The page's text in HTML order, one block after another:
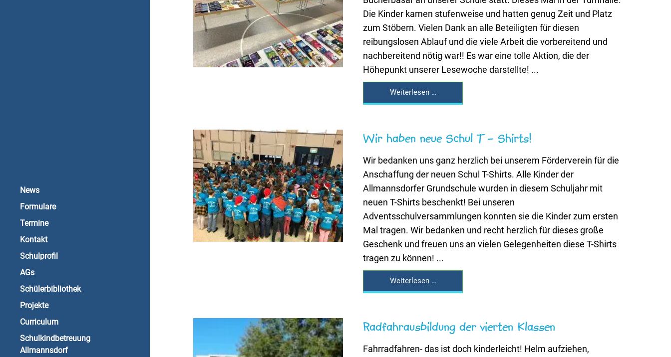
News
Formulare
Termine
Kontakt
Schulprofil
AGs
Schülerbibliothek
Projekte
Curriculum
Schulkindbetreuung
Allmannsdorf
Die Kinder kamen stufenweise und hatten genug Zeit und Platz
zum Stöbern. Vielen Dank an alle Beteiligten für diesen
reibungslosen Ablauf und die viele Arbeit die vorbereitend und
nachbereitend nötig war!! Es war eine tolle Aktion, die der
Höhepunkt unserer Lesewoche darstellte! ...
Weiterlesen …
Wir haben neue Schul T – Shirts!
Wir bedanken uns ganz herzlich bei unserem Förderverein für die
Anschaffung der neuen Schul T-Shirts. Alle Kinder der
Allmannsdorfer Grundschule wurden in diesem Schuljahr mit
neuen T-Shirts beschenkt! Bei unseren
Adventsschulversammlungen konnten sie die Kinder zum ersten
Mal tragen. Wir bedanken und recht herzlich für dieses große
Geschenk und freuen uns an vielen Gelegenheiten diese T-Shirts
tragen zu können! ...
Weiterlesen …
Radfahrausbildung der vierten Klassen
Fahrradfahren- das ist doch kinderleicht! Helm aufziehen,